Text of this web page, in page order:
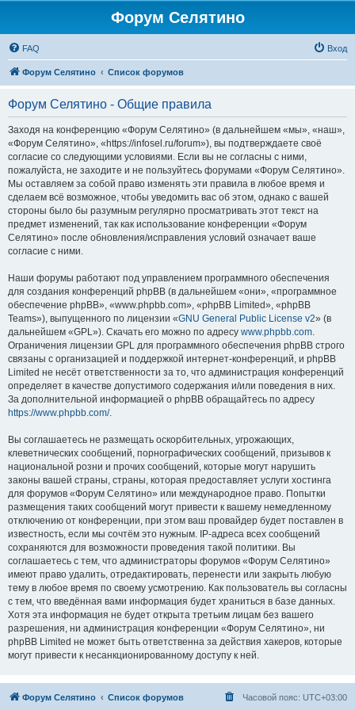
Форум Селятино
FAQ Вход
Форум Селятино Список форумов
Форум Селятино - Общие правила
Заходя на конференцию «Форум Селятино» (в дальнейшем «мы», «наш»,
«Форум Селятино», «https://infosel.ru/forum»), вы подтверждаете своё
согласие со следующими условиями. Если вы не согласны с ними,
пожалуйста, не заходите и не пользуйтесь форумами «Форум Селятино».
Мы оставляем за собой право изменять эти правила в любое время и
сделаем всё возможное, чтобы уведомить вас об этом, однако с вашей
стороны было бы разумным регулярно просматривать этот текст на
предмет изменений, так как использование конференции «Форум
Селятино» после обновления/исправления условий означает ваше
согласие с ними.
Наши форумы работают под управлением программного обеспечения
для создания конференций phpBB (в дальнейшем «они», «программное
обеспечение phpBB», «www.phpbb.com», «phpBB Limited», «phpBB
Teams»), выпущенного по лицензии «GNU General Public License v2» (в
дальнейшем «GPL»). Скачать его можно по адресу www.phpbb.com.
Ограничения лицензии GPL для программного обеспечения phpBB строго
связаны с организацией и поддержкой интернет-конференций, и phpBB
Limited не несёт ответственности за то, что администрация конференций
определяет в качестве допустимого содержания и/или поведения в них.
За дополнительной информацией о phpBB обращайтесь по адресу
https://www.phpbb.com/.
Вы соглашаетесь не размещать оскорбительных, угрожающих,
клеветнических сообщений, порнографических сообщений, призывов к
национальной розни и прочих сообщений, которые могут нарушить
законы вашей страны, страны, которая предоставляет услуги хостинга
для форумов «Форум Селятино» или международное право. Попытки
размещения таких сообщений могут привести к вашему немедленному
отключению от конференции, при этом ваш провайдер будет поставлен в
известность, если мы сочтём это нужным. IP-адреса всех сообщений
сохраняются для возможности проведения такой политики. Вы
соглашаетесь с тем, что администраторы форумов «Форум Селятино»
имеют право удалить, отредактировать, перенести или закрыть любую
тему в любое время по своему усмотрению. Как пользователь вы согласны
с тем, что введённая вами информация будет храниться в базе данных.
Хотя эта информация не будет открыта третьим лицам без вашего
разрешения, ни администрация конференции «Форум Селятино», ни
phpBB Limited не может быть ответственна за действия хакеров, которые
могут привести к несанкционированному доступу к ней.
Форум Селятино Список форумов Часовой пояс: UTC+03:00